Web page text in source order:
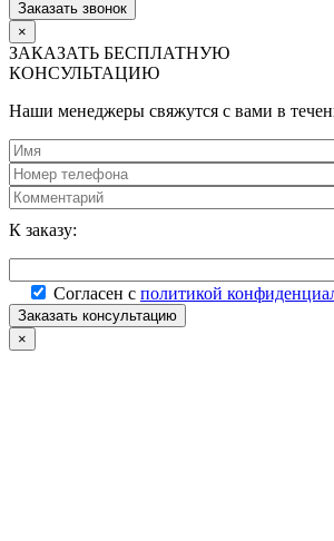
×
ЗАКАЗАТЬ БЕСПЛАТНУЮ
КОНСУЛЬТАЦИЮ
Наши менеджеры свяжутся с вами в
К заказу:
Согласен с политикой
×